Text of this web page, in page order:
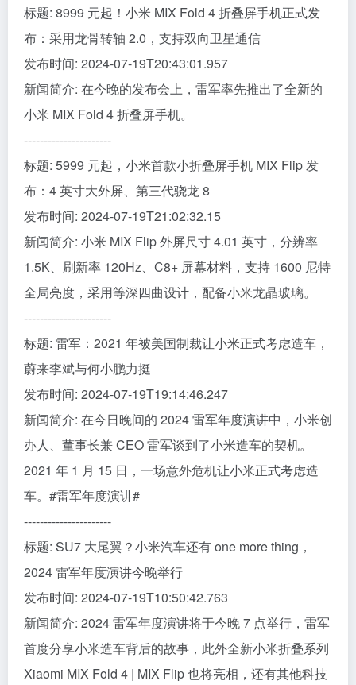
标题: 8999 元起！小米 MIX Fold 4 折叠屏手机正式发
布：采用龙骨转轴 2.0，支持双向卫星通信
发布时间: 2024-07-19T20:43:01.957
新闻简介: 在今晚的发布会上，雷军率先推出了全新的
小米 MIX Fold 4 折叠屏手机。
----------------------
标题: 5999 元起，小米首款小折叠屏手机 MIX Flip 发
布：4 英寸大外屏、第三代骁龙 8
发布时间: 2024-07-19T21:02:32.15
新闻简介: 小米 MIX Flip 外屏尺寸 4.01 英寸，分辨率
1.5K、刷新率 120Hz、C8+ 屏幕材料，支持 1600 尼特
全局亮度，采用等深四曲设计，配备小米龙晶玻璃。
----------------------
标题: 雷军：2021 年被美国制裁让小米正式考虑造车，
蔚来李斌与何小鹏力挺
发布时间: 2024-07-19T19:14:46.247
新闻简介: 在今日晚间的 2024 雷军年度演讲中，小米创
办人、董事长兼 CEO 雷军谈到了小米造车的契机。
2021 年 1 月 15 日，一场意外危机让小米正式考虑造
车。#雷军年度演讲#
----------------------
标题: SU7 大尾翼？小米汽车还有 one more thing，
2024 雷军年度演讲今晚举行
发布时间: 2024-07-19T10:50:42.763
新闻简介: 2024 雷军年度演讲将于今晚 7 点举行，雷军
首度分享小米造车背后的故事，此外全新小米折叠系列
Xiaomi MIX Fold 4 | MIX Flip 也将亮相，还有其他科技